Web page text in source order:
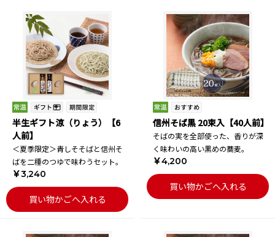
半生ギフト涼（りょう）【6
人前】
＜夏季限定＞青しそそばと信州そ
ばを二種のつゆで味わうセット。
￥3,240
買い物かごへ入れる
信州そば黒 20束入【40人前】
そばの実を全部使った、香りが深
く味わいの高い黒めの蕎麦。
￥4,200
買い物かごへ入れる